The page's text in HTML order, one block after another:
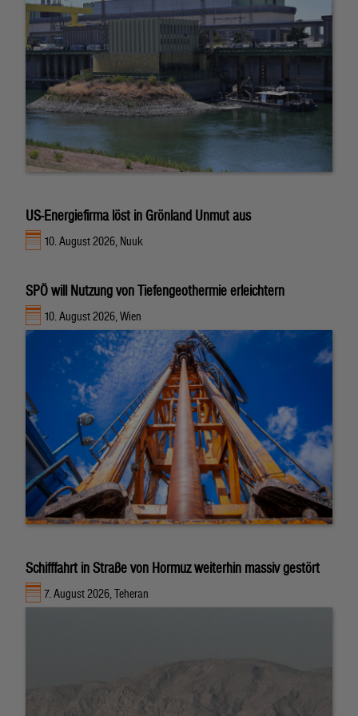
US-Energiefirma löst in Grönland Unmut aus
10. August 2026, Nuuk
SPÖ will Nutzung von Tiefengeothermie erleichtern
10. August 2026, Wien
Schifffahrt in Straße von Hormuz weiterhin massiv gestört
7. August 2026, Teheran